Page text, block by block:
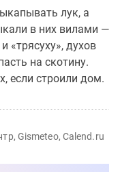
лук, а
в них вилами —
«трясуху», духов
на скотину.
если строили дом.
Gismeteo, Calend.ru